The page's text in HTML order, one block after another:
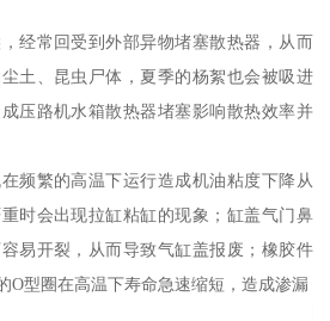
经常回受到外部异物堵塞散热器，从而
土、昆虫尸体，夏季的杨絮也会被吸进
压路机水箱散热器堵塞影响散热效率并
繁的高温下运行造成机油粘度下降从
时会出现拉缸粘缸的现象；缸盖气门鼻
易开裂，从而导致气缸盖报废；橡胶件
O型圈在高温下寿命急速缩短，造成渗漏